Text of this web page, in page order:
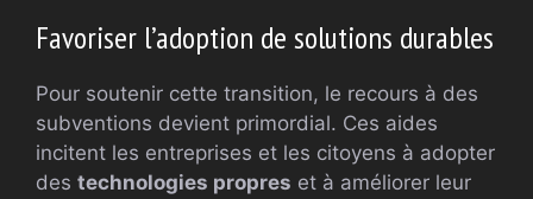
Favoriser l’adoption de solutions durables
Pour soutenir cette transition, le recours à des
subventions devient primordial. Ces aides
incitent les entreprises et les citoyens à adopter
des technologies propres et à améliorer leur